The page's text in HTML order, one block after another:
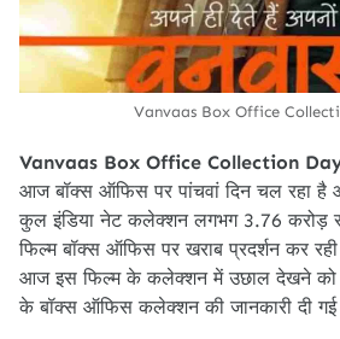
Vanvaas Box Office
Vanvaas Box Office Collection
आज बॉक्स ऑफिस पर पांचवां दिन चल रहा
कुल इंडिया नेट कलेक्शन लगभग 3.76 करोड़
फिल्म बॉक्स ऑफिस पर खराब प्रदर्शन कर
आज इस फिल्म के कलेक्शन में उछाल देखने को
के बॉक्स ऑफिस कलेक्शन की जानकारी दी गई